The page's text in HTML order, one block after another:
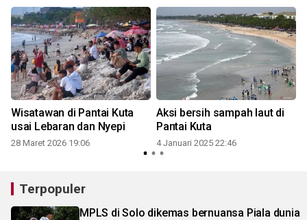
Wisatawan di Pantai Kuta
usai Lebaran dan Nyepi
28 Maret 2026 19:06
Aksi bersih sampah laut di
Pantai Kuta
4 Januari 2025 22:46
Terpopuler
MPLS di Solo dikemas bernuansa Piala dunia